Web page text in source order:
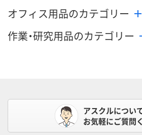
オフィス用品のカテゴリー
作業・研究用品のカテゴリー
アスクルについ
お気軽にご質問